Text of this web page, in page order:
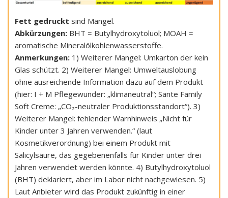
Fett gedruckt sind Mängel.
Abkürzungen: BHT = Butylhydroxytoluol; MOAH =
aromatische Mineralölkohlenwasserstoffe.
Anmerkungen: 1) Weiterer Mangel: Umkarton der kein
Glas schützt. 2) Weiterer Mangel: Umweltauslobung
ohne ausreichende Information dazu auf dem Produkt
(hier: I + M Pflegewunder: „klimaneutral“; Sante Family
Soft Creme: „CO₂-neutraler Produktionsstandort“). 3)
Weiterer Mangel: fehlender Warnhinweis „Nicht für
Kinder unter 3 Jahren verwenden.“ (laut
Kosmetikverordnung) bei einem Produkt mit
Salicylsäure, das gegebenenfalls für Kinder unter drei
Jahren verwendet werden könnte. 4) Butylhydroxytoluol
(BHT) deklariert, aber im Labor nicht nachgewiesen. 5)
Laut Anbieter wird das Produkt zukünftig in einer